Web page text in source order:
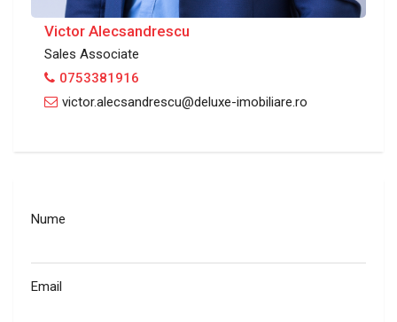
Victor Alecsandrescu
Sales Associate
0753381916
victor.alecsandrescu@deluxe-imobiliare.ro
Nume
Email